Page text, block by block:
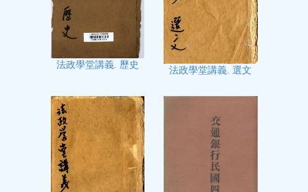
法政學堂講義. 歷史
法政學堂講義. 選文